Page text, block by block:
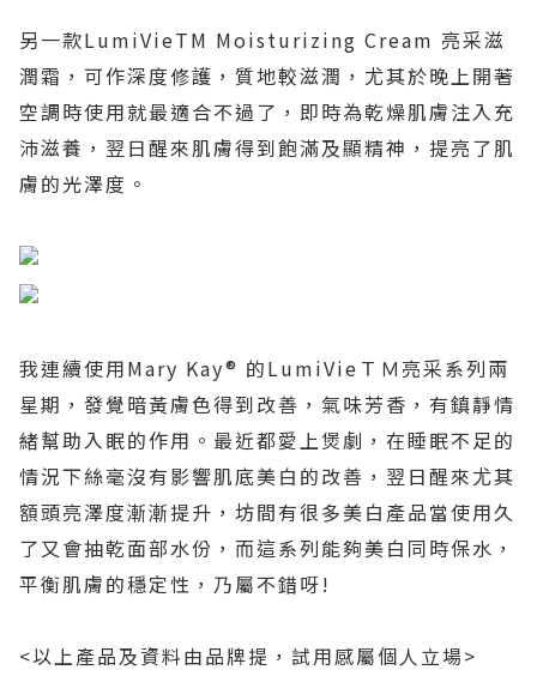
另一款LumiVieTM Moisturizing Cream 亮采滋
潤霜，可作深度修護，質地較滋潤，尤其於晚上開著
空調時使用就最適合不過了，即時為乾燥肌膚注入充
沛滋養，翌日醒來肌膚得到飽滿及顯精神，提亮了肌
膚的光澤度。
我連續使用Mary Kay® 的LumiVie ＴＭ亮采系列兩
星期，發覺暗黃膚色得到改善，氣味芳香，有鎮靜情
緒幫助入眠的作用。最近都愛上煲劇，在睡眠不足的
情況下絲毫沒有影響肌底美白的改善，翌日醒來尤其
額頭亮澤度漸漸提升，坊間有很多美白產品當使用久
了又會抽乾面部水份，而這系列能夠美白同時保水，
平衡肌膚的穩定性，乃屬不錯呀!
<以上產品及資料由品牌提，試用感屬個人立場>